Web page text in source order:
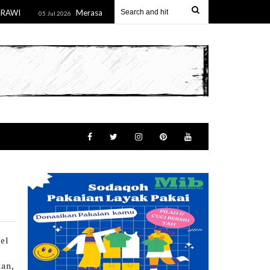
05 Jul 2026 Merasa di Manfaatkan, Konsumen Victory Karaoke dan